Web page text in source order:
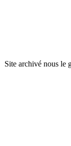
Site archivé nous le